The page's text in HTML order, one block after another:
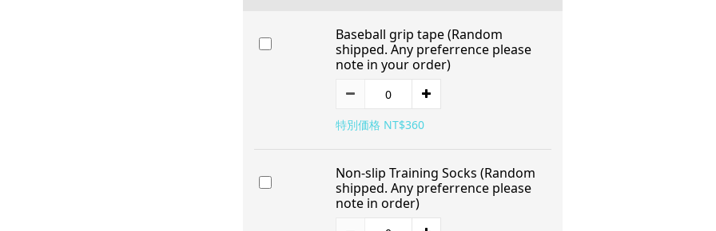
Baseball grip tape (Random
shipped. Any preferrence please
note in your order)
特別価格 NT$360
Non-slip Training Socks (Random
shipped. Any preferrence please
note in order)